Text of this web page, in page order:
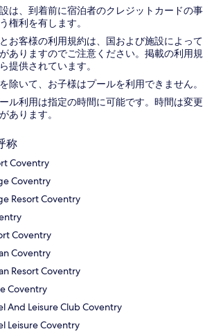
は、到着前に宿泊者のクレジットカードの事
権利を有します。
お客様の利用規約は、国および施設によって
ありますのでご注意ください。掲載の利用規
提供されています。
除いて、お子様はプールを利用できません。
ル利用は指定の時間に可能です。時間は変更
あります。
称
Coventry
Coventry
Resort Coventry
Coventry
Coventry
Resort Coventry
Coventry
And Leisure Club Coventry
Leisure Coventry